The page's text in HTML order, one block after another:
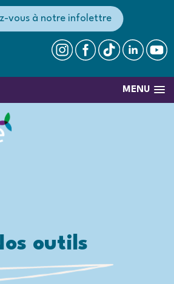
vous à notre infolettre
MENU
outils